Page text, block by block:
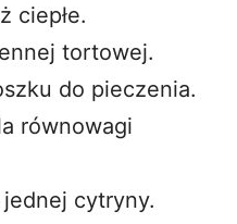
ciepłe.
tortowej.
do pieczenia.
równowagi
cytryny.